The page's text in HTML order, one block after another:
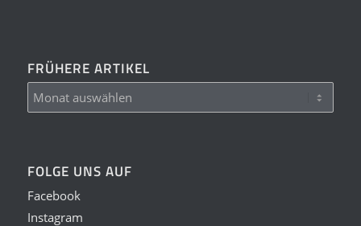
FRÜHERE ARTIKEL
FOLGE UNS AUF
Facebook
Instagram